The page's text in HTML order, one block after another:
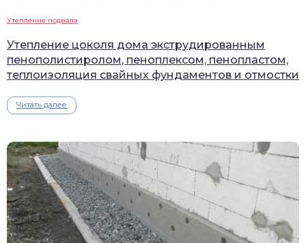
Утепление подвала
Утепление цоколя дома экструдированным
пенополистиролом, пеноплексом, пенопластом,
теплоизоляция свайных фундаментов и отмостки
Читать далее